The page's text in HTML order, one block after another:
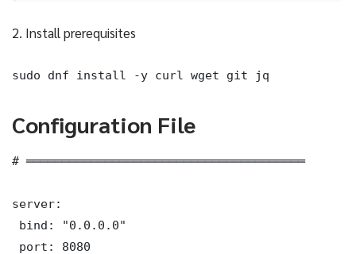
2. Install prerequisites
sudo dnf install -y curl wget git jq
Configuration File
# ═══════════════════════════════════════
server:
bind: "0.0.0.0"
port: 8080